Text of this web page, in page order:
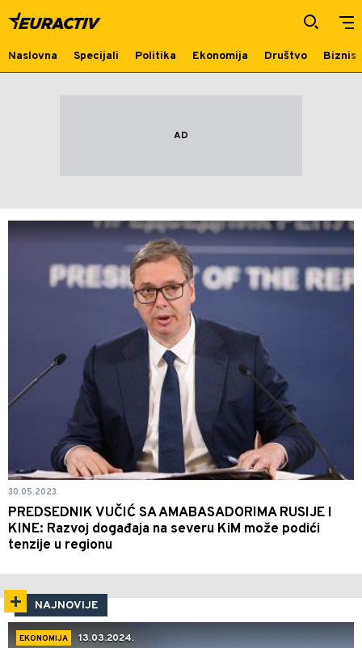
Čen Bo
Naslovna Specijali Politika Ekonomija Društvo Biznis
30.05.2023.
PREDSEDNIK VUČIĆ SA AMABASADORIMA RUSIJE I
KINE: Razvoj događaja na severu KiM može podići
tenzije u regionu
NAJNOVIJE
EKONOMIJA 13.03.2024.